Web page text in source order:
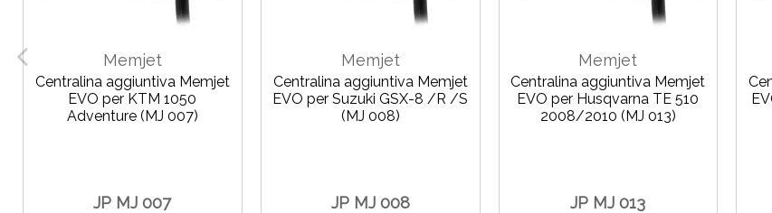
Memjet
Centralina aggiuntiva Memjet
EVO per KTM 1050
Adventure (MJ 007)
JP MJ 007
Memjet
Centralina aggiuntiva Memjet
EVO per Suzuki GSX-8 /R /S
(MJ 008)
JP MJ 008
Memjet
Centralina aggiuntiva Memjet
EVO per Husqvarna TE 510
2008/2010 (MJ 013)
JP MJ 013